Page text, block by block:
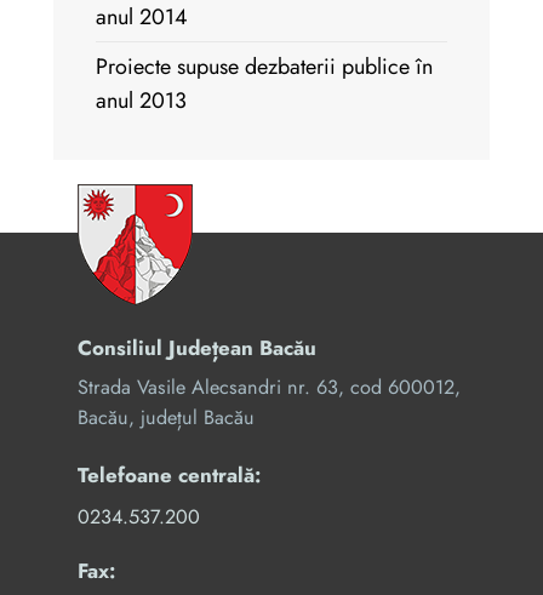
anul 2014
Proiecte supuse dezbaterii publice în
anul 2013
Consiliul Județean Bacău
Strada Vasile Alecsandri nr. 63, cod 600012,
Bacău, județul Bacău
Telefoane centrală:
0234.537.200
Fax: